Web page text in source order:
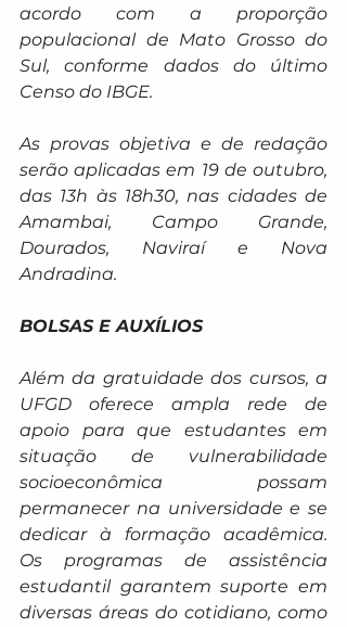
acordo com a proporção
populacional de Mato Grosso do
Sul, conforme dados do último
Censo do IBGE.
As provas objetiva e de redação
serão aplicadas em 19 de outubro,
das 13h às 18h30, nas cidades de
Amambai, Campo Grande,
Dourados, Naviraí e Nova
Andradina.
BOLSAS E AUXÍLIOS
Além da gratuidade dos cursos, a
UFGD oferece ampla rede de
apoio para que estudantes em
situação de vulnerabilidade
socioeconômica possam
permanecer na universidade e se
dedicar à formação acadêmica.
Os programas de assistência
estudantil garantem suporte em
diversas áreas do cotidiano, como